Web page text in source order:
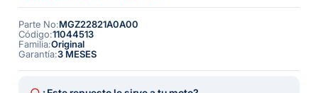
Parte No:MGZ22821A0A00
Código:11044513
Familia:Original
Garantía:3 MESES